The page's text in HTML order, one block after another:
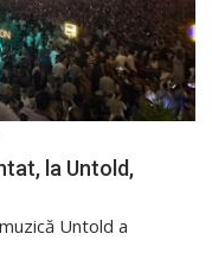
la Untold,
Untold a